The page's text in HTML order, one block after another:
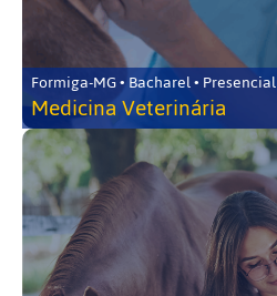
Formiga-MG • Bacharel • Presencial
Medicina Veterinária